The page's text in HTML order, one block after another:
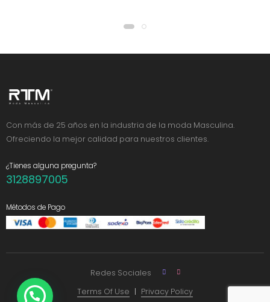
Con más de 25 años en la industria de la moda Masculina.
Ofreciendo la mejor calidad para nuestros clientes.
¿Tienes alguna pregunta?
3128897005
Métodos de Pago
Terms Of Use Privacy Policy
Redes Sociales